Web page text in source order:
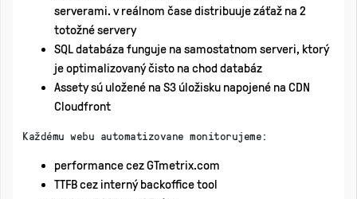
serverami. v reálnom čase distribuuje záťaž na 2
totožné servery
SQL databáza funguje na samostatnom serveri, ktorý
je optimalizovaný čisto na chod databáz
Assety sú uložené na S3 úložisku napojené na CDN
Cloudfront
Každému webu automatizovane monitorujeme:
performance cez GTmetrix.com
TTFB cez interný backoffice tool